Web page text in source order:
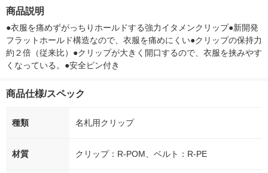
商品説明
●衣服を痛めずがっちりホールドする強力イタメンクリップ●新開発
フラットホールド構造なので、衣服を痛めにくい●クリップの保持力
約２倍（従来比）●クリップが大きく開口するので、衣服を挟みやす
くなっている。●安全ピン付き
商品仕様/スペック
種類 名札用クリップ
材質 クリップ：R-POM、ベルト：R-PE